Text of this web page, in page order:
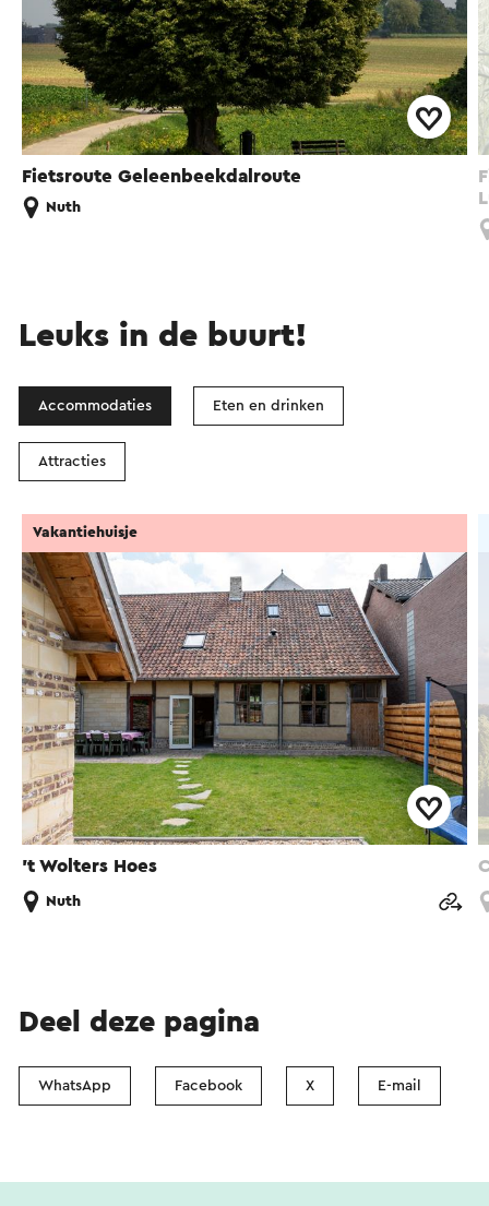
Fietsroute Geleenbeekdalroute
Nuth
Leuks in de buurt!
Accommodaties Eten en drinken
Attracties
't Wolters Hoes
Vakantiehuisje
Nuth
Deel deze pagina
WhatsApp Facebook X E-mail